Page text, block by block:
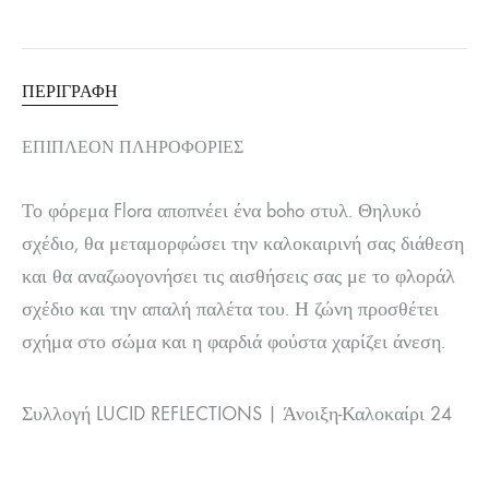
ΠΕΡΙΓΡΑΦΉ
ΕΠΙΠΛΈΟΝ ΠΛΗΡΟΦΟΡΊΕΣ
Το φόρεμα Flora αποπνέει ένα boho στυλ. Θηλυκό
σχέδιο, θα μεταμορφώσει την καλοκαιρινή σας διάθεση
και θα αναζωογονήσει τις αισθήσεις σας με το φλοράλ
σχέδιο και την απαλή παλέτα του. Η ζώνη προσθέτει
σχήμα στο σώμα και η φαρδιά φούστα χαρίζει άνεση.
Συλλογή LUCID REFLECTIONS | Άνοιξη-Καλοκαίρι 24